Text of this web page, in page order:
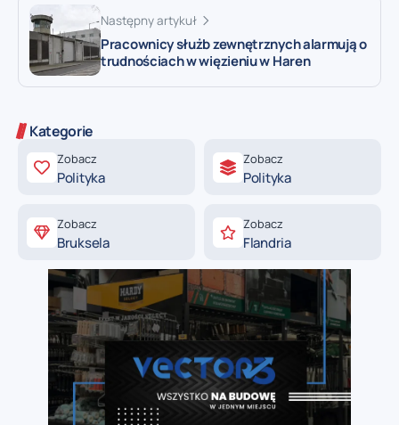
Następny artykuł
Pracownicy służb zewnętrznych alarmują o
trudnościach w więzieniu w Haren
Kategorie
Zobacz
Polityka
Zobacz
Polityka
Zobacz
Bruksela
Zobacz
Flandria